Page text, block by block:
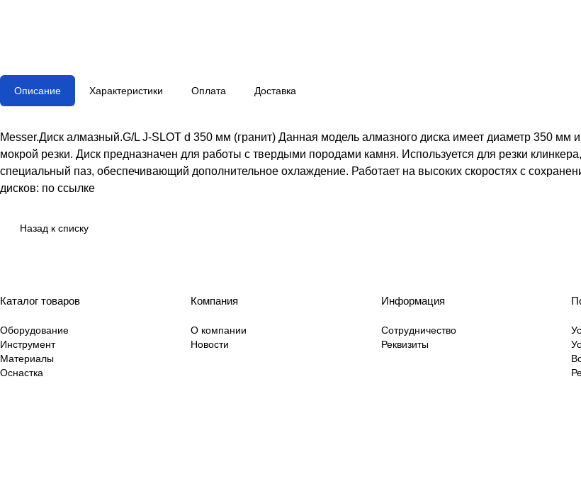
Описание Характеристики Оплата Доставка
Messer.Диск алмазный.G/L J-SLOT d 350 мм (гранит) Данная модель алмазного диска имеет диаметр 350 мм
мокрой резки. Диск предназначен для работы с твердыми породами камня. Используется для резки
специальный паз, обеспечивающий дополнительное охлаждение. Работает на высоких скоростях с
дисков: по ссылке
Назад к списку
Каталог товаров
Оборудование
Инструмент
Материалы
Оснастка
Компания
О компании
Новости
Информация
Сотрудничество
Реквизиты